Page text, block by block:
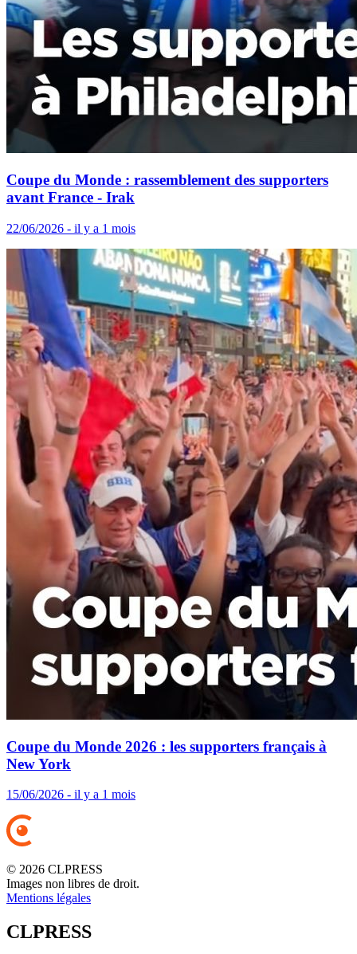
Coupe du Monde : rassemblement des supporters
avant France - Irak
22/06/2026 - il y a 1 mois
Coupe du Monde 2026 : les supporters français à
New York
15/06/2026 - il y a 1 mois
© 2026 CLPRESS
Images non libres de droit.
Mentions légales
CLPRESS